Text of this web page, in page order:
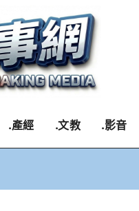
.產經 .文教 .影音